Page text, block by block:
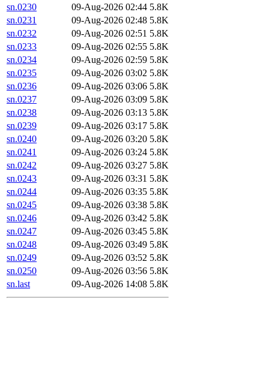
sn.0230
09-Aug-2026 02:44 5.8K
sn.0231
09-Aug-2026 02:48 5.8K
sn.0232
09-Aug-2026 02:51 5.8K
sn.0233
09-Aug-2026 02:55 5.8K
sn.0234
09-Aug-2026 02:59 5.8K
sn.0235
09-Aug-2026 03:02 5.8K
sn.0236
09-Aug-2026 03:06 5.8K
sn.0237
09-Aug-2026 03:09 5.8K
sn.0238
09-Aug-2026 03:13 5.8K
sn.0239
09-Aug-2026 03:17 5.8K
sn.0240
09-Aug-2026 03:20 5.8K
sn.0241
09-Aug-2026 03:24 5.8K
sn.0242
09-Aug-2026 03:27 5.8K
sn.0243
09-Aug-2026 03:31 5.8K
sn.0244
09-Aug-2026 03:35 5.8K
sn.0245
09-Aug-2026 03:38 5.8K
sn.0246
09-Aug-2026 03:42 5.8K
sn.0247
09-Aug-2026 03:45 5.8K
sn.0248
09-Aug-2026 03:49 5.8K
sn.0249
09-Aug-2026 03:52 5.8K
sn.0250
09-Aug-2026 03:56 5.8K
sn.last
09-Aug-2026 14:08 5.8K